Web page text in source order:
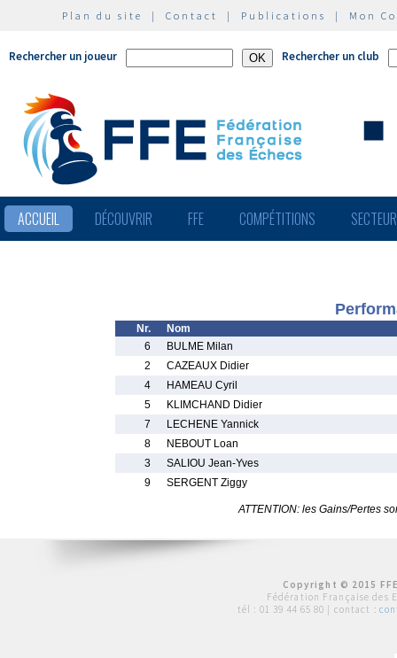
Plan du site | Contact | Publications | Mon
Rechercher un joueur Rechercher un club
ACCUEIL DÉCOUVRIR FFE COMPÉTITIONS
Nr.
Nom
6
BULME Milan
2
CAZEAUX Didier
4
HAMEAU Cyril
5
KLIMCHAND Didier
7
LECHENE Yannick
8
NEBOUT Loan
3
SALIOU Jean-Yves
9
SERGENT Ziggy
ATTENTION: les Gains/Pertes
Copyright © 2015
Fédération Française des
tél : 01 39 44 65 80 | contact :